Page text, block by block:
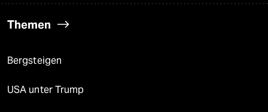
Themen
Bergsteigen
USA unter Trump